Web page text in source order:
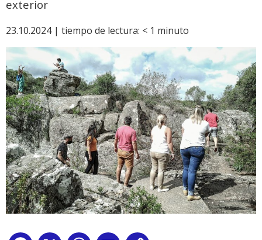
exterior
23.10.2024 | tiempo de lectura: < 1 minuto